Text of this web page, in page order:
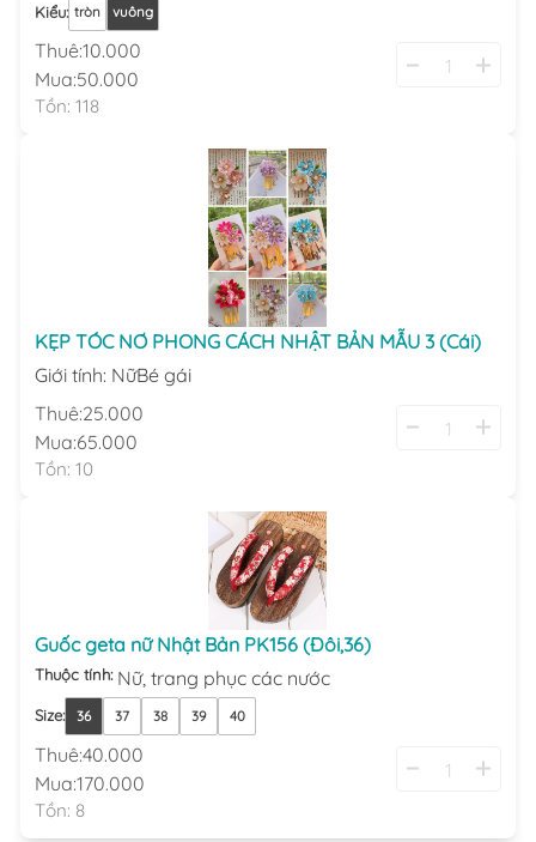
Kiểu: tròn vuông
Thuê:10.000
Mua:50.000
Tồn: 118
KẸP TÓC NƠ PHONG CÁCH NHẬT BẢN MẪU 3 (Cái)
Giới tính: NữBé gái
Thuê:25.000
Mua:65.000
Tồn: 10
Guốc geta nữ Nhật Bản PK156 (Đôi,36)
Thuộc tính: Nữ, trang phục các nước
Size: 36 37 38 39 40
Thuê:40.000
Mua:170.000
Tồn: 8